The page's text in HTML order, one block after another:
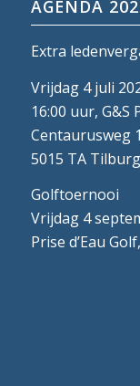
AGENDA
Extra
Vrijdag 4 juli
16:00 uur, G&S
Centaurusweg
5015 TA Tilburg
Golftoernooi
Vrijdag 4
Prise d’Eau